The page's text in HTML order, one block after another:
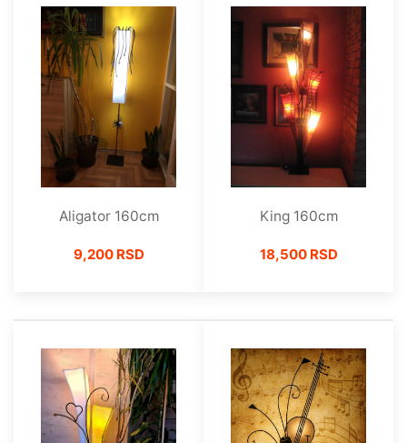
Aligator 160cm
9,200 RSD
King 160cm
18,500 RSD